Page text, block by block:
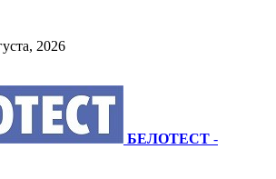
2026
БЕЛОТЕСТ -